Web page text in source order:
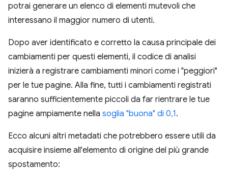
potrai generare un elenco di elementi mutevoli che
interessano il maggior numero di utenti.
Dopo aver identificato e corretto la causa principale dei
cambiamenti per questi elementi, il codice di analisi
inizierà a registrare cambiamenti minori come i "peggiori"
per le tue pagine. Alla fine, tutti i cambiamenti registrati
saranno sufficientemente piccoli da far rientrare le tue
pagine ampiamente nella soglia "buona" di 0,1.
Ecco alcuni altri metadati che potrebbero essere utili da
acquisire insieme all'elemento di origine del più grande
spostamento: